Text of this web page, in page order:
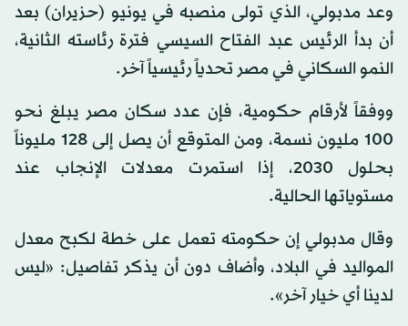
وعد مدبولي، الذي تولى منصبه في يونيو (حزيران) بعد
أن بدأ الرئيس عبد الفتاح السيسي فترة رئاسته الثانية،
النمو السكاني في مصر تحدياً رئيسياً آخر.
ووفقاً لأرقام حكومية، فإن عدد سكان مصر يبلغ نحو
100 مليون نسمة، ومن المتوقع أن يصل إلى 128 مليوناً
بحلول 2030، إذا استمرت معدلات الإنجاب عند
مستوياتها الحالية.
وقال مدبولي إن حكومته تعمل على خطة لكبح معدل
المواليد في البلاد، وأضاف دون أن يذكر تفاصيل: «ليس
لدينا أي خيار آخر».